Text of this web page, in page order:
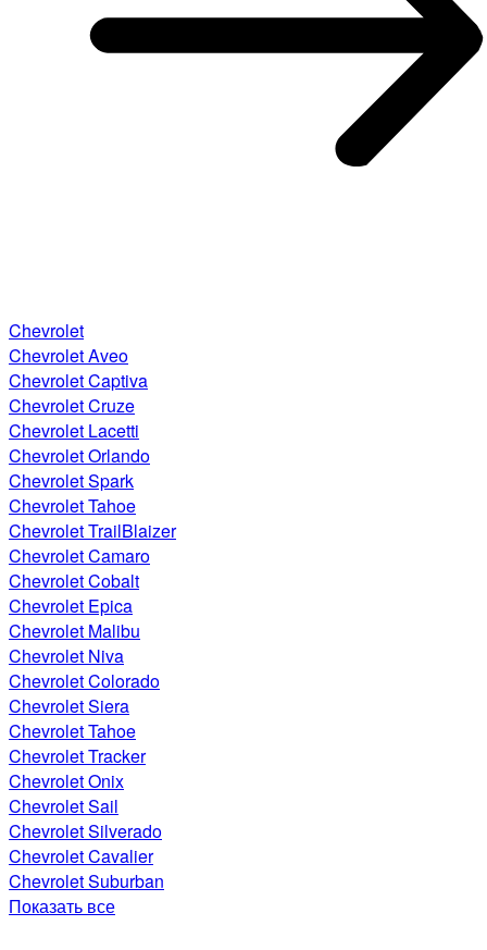
Chevrolet
Chevrolet Aveo
Chevrolet Captiva
Chevrolet Cruze
Chevrolet Lacetti
Chevrolet Orlando
Chevrolet Spark
Chevrolet Tahoe
Chevrolet TrailBlaizer
Chevrolet Camaro
Chevrolet Cobalt
Chevrolet Epica
Chevrolet Malibu
Chevrolet Niva
Chevrolet Colorado
Chevrolet Siera
Chevrolet Tahoe
Chevrolet Tracker
Chevrolet Onix
Chevrolet Sail
Chevrolet Silverado
Chevrolet Cavalier
Chevrolet Suburban
Показать все